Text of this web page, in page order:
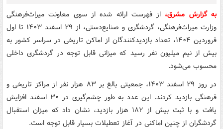
به گزارش مشرق، از فهرست ارائه شده از سوی معاونت میراث‌فرهنگی
وزارت میراث‌فرهنگی، گردشگری و صنایع‌دستی، از ۲۹ اسفند ۱۴۰۳ تا اول
فروردین ۱۴۰۴، تعداد بازدیدکنندگان از اماکن تاریخی در سراسر کشور به
بیش از نیم میلیون نفر رسید که میزانی قابل توجه در گردشگری داخلی
محسوب می‌شود.
در روز ۲۹ اسفند ۱۴۰۳، جمعیتی بالغ بر ۸۳ هزار نفر از مراکز تاریخی و
فرهنگی بازدید کردند. این عدد به طور چشم‌گیری در ۳۰ اسفند افزایش
یافت و با ثبت بیش از ۱۸۲ هزار بازدید، نشان داد که میزان استقبال
گردشگران از چنین اماکنی در آغاز تعطیلات بسیار قابل توجه است.